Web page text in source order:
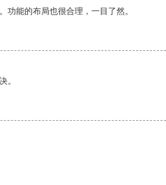
功能的布局也很合理，一目了然。
。